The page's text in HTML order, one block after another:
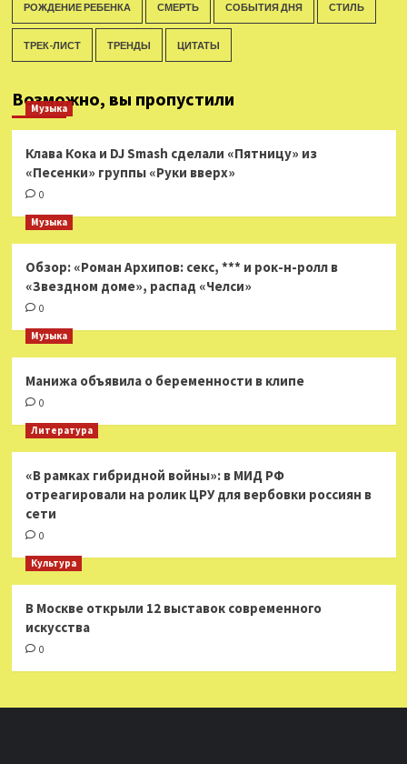
РОЖДЕНИЕ РЕБЕНКА СМЕРТЬ СОБЫТИЯ ДНЯ СТИЛЬ
ТРЕК-ЛИСТ ТРЕНДЫ ЦИТАТЫ
Возможно, вы пропустили
Музыка
Клава Кока и DJ Smash сделали «Пятницу» из
«Песенки» группы «Руки вверх»
0
Музыка
Обзор: «Роман Архипов: секс, *** и рок-н-ролл в
«Звездном доме», распад «Челси»
0
Музыка
Манижа объявила о беременности в клипе
0
Литература
«В рамках гибридной войны»: в МИД РФ
отреагировали на ролик ЦРУ для вербовки россиян в
сети
0
Культура
В Москве открыли 12 выставок современного
искусства
0